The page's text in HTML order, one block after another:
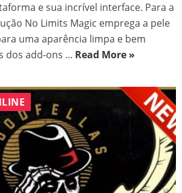
e sua incrível interface. Para a
No Limits Magic emprega a pele
uma aparência limpa e bem
dos add-ons ... Read More »